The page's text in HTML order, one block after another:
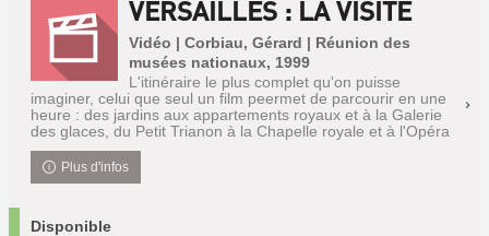
VERSAILLES : LA VISITE
Vidéo | Corbiau, Gérard | Réunion des
musées nationaux, 1999
L'itinéraire le plus complet qu'on puisse
imaginer, celui que seul un film peermet de parcourir en une
heure : des jardins aux appartements royaux et à la Galerie
des glaces, du Petit Trianon à la Chapelle royale et à l'Opéra
Plus d'infos
Disponible